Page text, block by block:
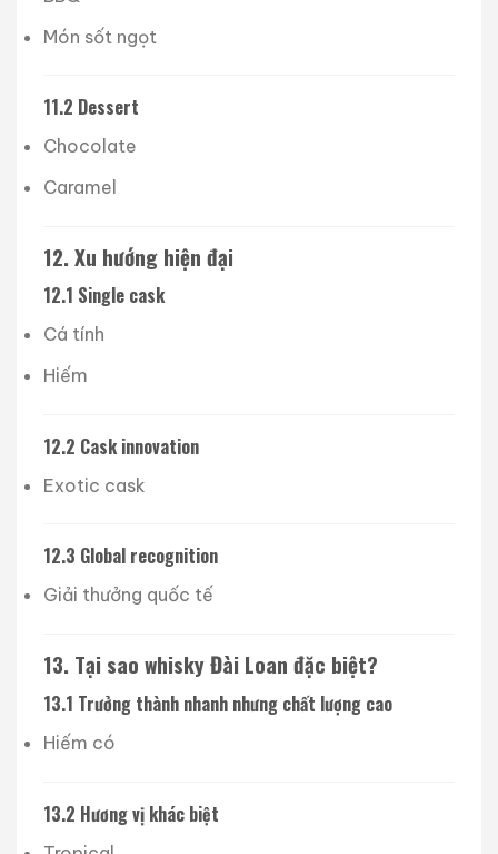
Món sốt ngọt
11.2 Dessert
Chocolate
Caramel
12. Xu hướng hiện đại
12.1 Single cask
Cá tính
Hiếm
12.2 Cask innovation
Exotic cask
12.3 Global recognition
Giải thưởng quốc tế
13. Tại sao whisky Đài Loan đặc biệt?
13.1 Trưởng thành nhanh nhưng chất lượng cao
Hiếm có
13.2 Hương vị khác biệt